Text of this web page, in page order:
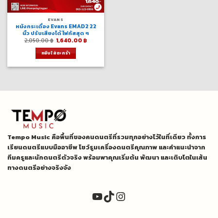
EVANS
หนังกระเดื่อง Evans EMAD2 22
นิ้ว ปรับเสียงได้ โฟกัสสุด ๆ
2,050.00฿ Original
price
was:
2,050.00 ฿.
1,640.00 ฿
หยิบใส่ตะกร้า
Tempo Music คือพื้นที่ของคนดนตรีที่รวมทุกอย่างไว้ในที่เดียว ทั้งการ
เรียนดนตรีแบบมืออาชีพ โชว์รูมเครื่องดนตรีคุณภาพ และคำแนะนำจาก
ทีมครูและนักดนตรีตัวจริง พร้อมพาคุณเริ่มต้น พัฒนา และเติบโตในเส้น
ทางดนตรีอย่างจริงจัง
YouTube
TikTok
Instagram